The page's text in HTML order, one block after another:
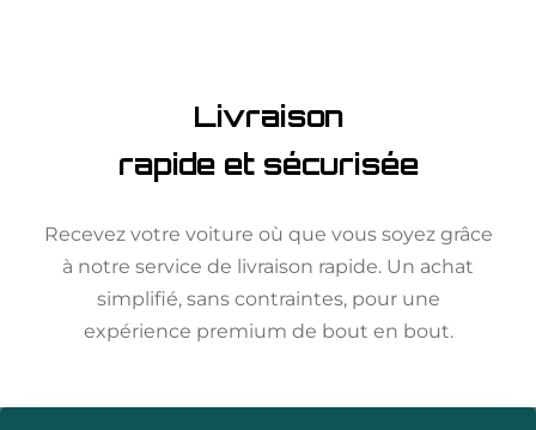
Livraison
rapide et sécurisée
Recevez votre voiture où que vous soyez grâce
à notre service de livraison rapide. Un achat
simplifié, sans contraintes, pour une
expérience premium de bout en bout.